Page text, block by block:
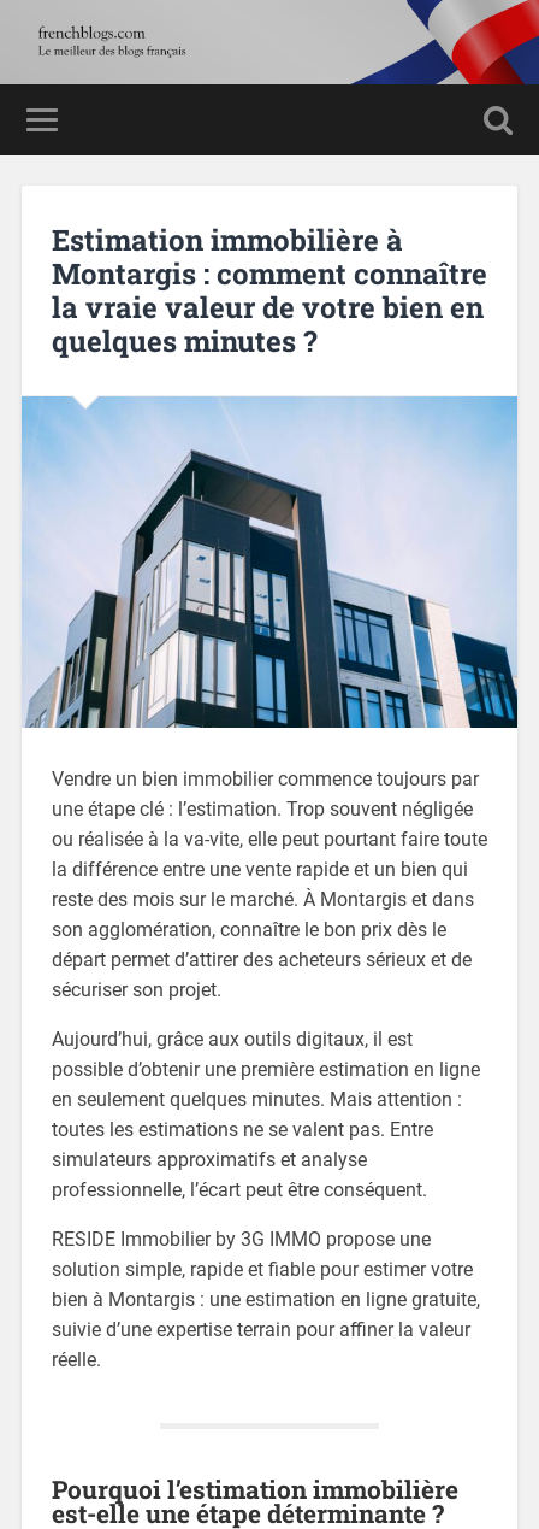
Estimation immobilière à
Montargis : comment connaître
la vraie valeur de votre bien en
quelques minutes ?
Vendre un bien immobilier commence toujours par
une étape clé : l’estimation. Trop souvent négligée
ou réalisée à la va-vite, elle peut pourtant faire toute
la différence entre une vente rapide et un bien qui
reste des mois sur le marché. À Montargis et dans
son agglomération, connaître le bon prix dès le
départ permet d’attirer des acheteurs sérieux et de
sécuriser son projet.
Aujourd’hui, grâce aux outils digitaux, il est
possible d’obtenir une première estimation en ligne
en seulement quelques minutes. Mais attention :
toutes les estimations ne se valent pas. Entre
simulateurs approximatifs et analyse
professionnelle, l’écart peut être conséquent.
RESIDE Immobilier by 3G IMMO propose une
solution simple, rapide et fiable pour estimer votre
bien à Montargis : une estimation en ligne gratuite,
suivie d’une expertise terrain pour affiner la valeur
réelle.
Pourquoi l’estimation immobilière
est-elle une étape déterminante ?